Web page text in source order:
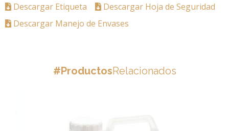
Descargar Etiqueta
Descargar Hoja de Seguridad
Descargar Manejo de Envases
#ProductosRelacionados